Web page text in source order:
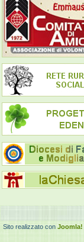
Sito realizzato con Joomla!